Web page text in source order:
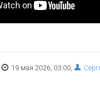
19 мая 2026, 03:00,